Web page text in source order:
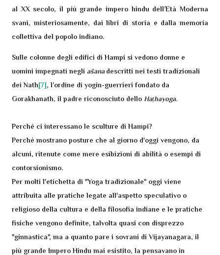
al XX secolo, il più grande impero hindu dell’Età Moderna
svanì, misteriosamente, dai libri di storia e dalla memoria
collettiva del popolo indiano.
Sulle colonne degli edifici di Hampi si vedono donne e
uomini impegnati negli āsanadescritti nei testi tradizionali
dei Nath[7], l’ordine di yogin-guerrieri fondato da
Gorakhanath, il padre riconosciuto dello Haṭhayoga.
Perché ci interessano le sculture di Hampi?
Perché mostrano posture che al giorno d'oggi vengono, da
alcuni, ritenute come mere esibizioni di abilità o esempi di
contorsionismo.
Per molti l'etichetta di "Yoga tradizionale" oggi viene
attribuita alle pratiche legate all'aspetto speculativo o
religioso della cultura e della filosofia indiane e le pratiche
fisiche vengono definite, talvolta quasi con disprezzo
"ginnastica", ma a quanto pare i sovrani di Vijayanagara, il
più grande Impero Hindu mai esistito, la pensavano in